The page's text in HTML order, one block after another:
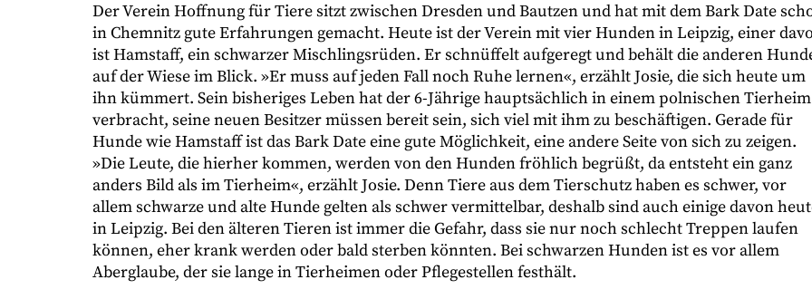
Der Verein Hoffnung für Tiere sitzt zwischen Dresden und Bautzen und hat mit dem Bark Date
in Chemnitz gute Erfahrungen gemacht. Heute ist der Verein mit vier Hunden in Leipzig, einer
ist Hamstaff, ein schwarzer Mischlingsrüden. Er schnüffelt aufgeregt und behält die anderen
auf der Wiese im Blick. »Er muss auf jeden Fall noch Ruhe lernen«, erzählt Josie, die sich heute um
ihn kümmert. Sein bisheriges Leben hat der 6-Jährige hauptsächlich in einem polnischen Tierheim
verbracht, seine neuen Besitzer müssen bereit sein, sich viel mit ihm zu beschäftigen. Gerade für
Hunde wie Hamstaff ist das Bark Date eine gute Möglichkeit, eine andere Seite von sich zu zeigen.
»Die Leute, die hierher kommen, werden von den Hunden fröhlich begrüßt, da entsteht ein ganz
anders Bild als im Tierheim«, erzählt Josie. Denn Tiere aus dem Tierschutz haben es schwer, vor
allem schwarze und alte Hunde gelten als schwer vermittelbar, deshalb sind auch einige davon
in Leipzig. Bei den älteren Tieren ist immer die Gefahr, dass sie nur noch schlecht Treppen laufen
können, eher krank werden oder bald sterben könnten. Bei schwarzen Hunden ist es vor allem
Aberglaube, der sie lange in Tierheimen oder Pflegestellen festhält.